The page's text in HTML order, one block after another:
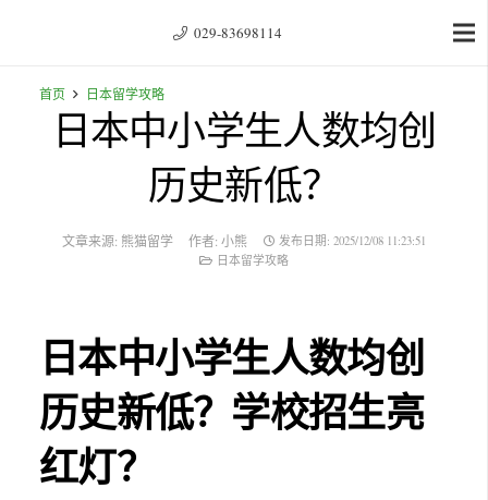
029-83698114
首页 日本留学攻略
日本中小学生人数均创
历史新低？
文章来源: 熊猫留学 作者:小熊 发布日期: 2025/12/08 11:23:51
日本留学攻略
日本中小学生人数均创
历史新低？ 学校招生亮
红灯？